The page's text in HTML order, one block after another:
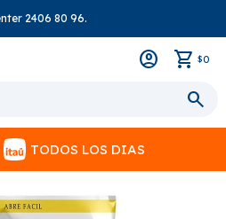
2406 80 96.
$0
TODOS LOS DIAS